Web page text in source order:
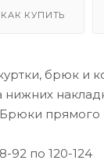
КАК КУПИТЬ
брюк и
Брюки
92 по 120-124